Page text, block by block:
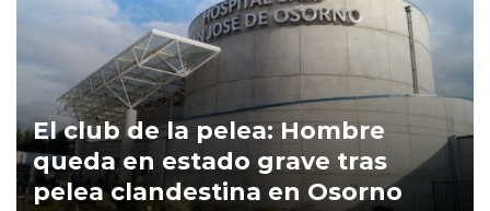
El club de la pelea: Hombre
queda en estado grave tras
pelea clandestina en Osorno